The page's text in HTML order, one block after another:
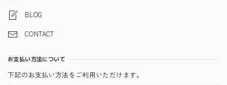
BLOG
CONTACT
お支払い方法について
下記のお支払い方法をご利用いただけます。